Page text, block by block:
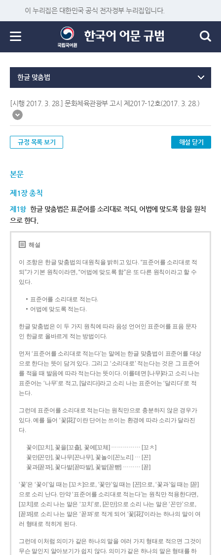
이 누리집은 대한민국 공식 전자정부 누리집입니다.
한글 맞춤법
[시행 2017. 3. 28.] 문화체육관광부 고시 제2017-12호(2017. 3. 28.)
규정 목록 보기 해설 닫기
본문
제1장 총칙
제1항 한글 맞춤법은 표준어를 소리대로 적되, 어법에 맞도록 함을 원칙
으로 한다.
해설
이 조항은 한글 맞춤법의 대원칙을 밝히고 있다. “표준어를 소리대로 적
되”가 기본 원칙이라면, “어법에 맞도록 함”은 또 다른 원칙이라고 할 수
있다.
표준어를 소리대로 적는다.
어법에 맞도록 적는다.
한글 맞춤법은 이 두 가지 원칙에 따라 음성 언어인 표준어를 표음 문자
인 한글로 올바르게 적는 방법이다.
먼저 ‘표준어를 소리대로 적는다’는 말에는 한글 맞춤법이 표준어를 대상
으로 한다는 뜻이 담겨 있다. 그리고 ‘소리대로’ 적는다는 것은 그 표준어
를 적을 때 발음에 따라 적는다는 뜻이다. 이를테면 [나무]라고 소리 나는
표준어는 ‘나무’로 적고, [달리다]라고 소리 나는 표준어는 ‘달리다’로 적
는다.
그런데 표준어를 소리대로 적는다는 원칙만으로 충분하지 않은 경우가
있다. 예를 들어 ‘꽃[花]’이란 단어는 쓰이는 환경에 따라 소리가 달라진
다.
꽃이[꼬치], 꽃을[꼬츨], 꽃에[꼬체] …………… [꼬ㅊ]
꽃만[꼰만], 꽃나무[꼰나무], 꽃놀이[꼰노리] … [꼰]
꽃과[꼳꽈], 꽃다발[꼳따발], 꽃밭[꼳빧] ……… [꼳]
‘꽃’은 ‘꽃이’일 때는 [꼬ㅊ]으로, ‘꽃만’일 때는 [꼰]으로, ‘꽃과’일 때는 [꼳]
으로 소리 난다. 만약 ‘표준어를 소리대로 적는다’는 원칙만 적용한다면,
[꼬치]로 소리 나는 말은 ‘꼬치’로, [꼰만]으로 소리 나는 말은 ‘꼰만’으로,
[꼳꽈]로 소리 나는 말은 ‘꼳꽈’로 적게 되어 ‘꽃[花]’이라는 하나의 말이 여
러 형태로 적히게 된다.
그런데 이처럼 의미가 같은 하나의 말을 여러 가지 형태로 적으면 그것이
무슨 말인지 알아보기가 쉽지 않다. 의미가 같은 하나의 말은 형태를 하